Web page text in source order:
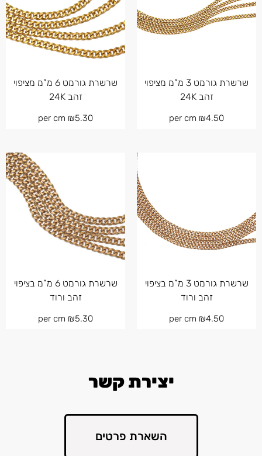
שרשרת גורמט 3 מ”מ מציפוי
זהב 24K
₪4.50
שרשרת גורמט 6 מ”מ מציפוי
זהב 24K
₪5.30
שרשרת גורמט 3 מ”מ בציפוי
זהב ורוד
₪4.50
שרשרת גורמט 6 מ”מ בציפוי
זהב ורוד
₪5.30
יצירת קשר
השארת פרטים